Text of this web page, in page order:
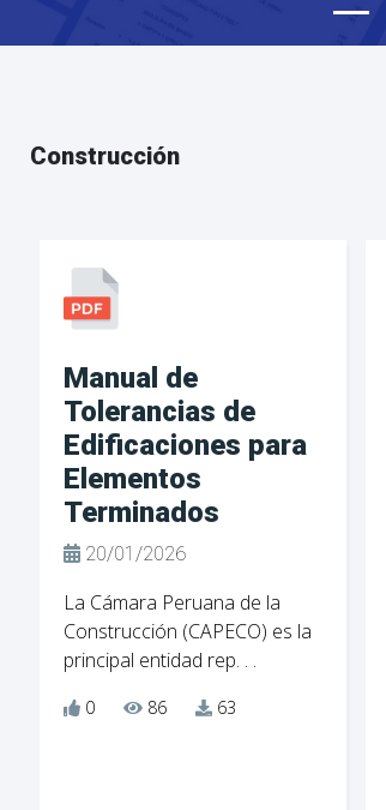
Construcción
Manual de
Tolerancias de
Edificaciones para
Elementos
Terminados
20/01/2026
La Cámara Peruana de la
Construcción (CAPECO) es la
principal entidad rep. . .
0 86 63